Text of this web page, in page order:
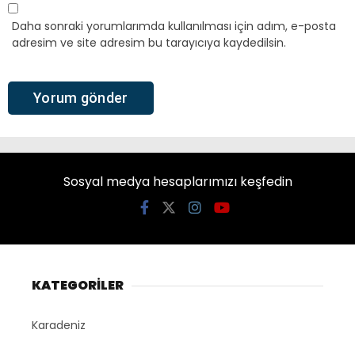
Daha sonraki yorumlarımda kullanılması için adım, e-posta
adresim ve site adresim bu tarayıcıya kaydedilsin.
Sosyal medya hesaplarımızı keşfedin
KATEGORİLER
Karadeniz